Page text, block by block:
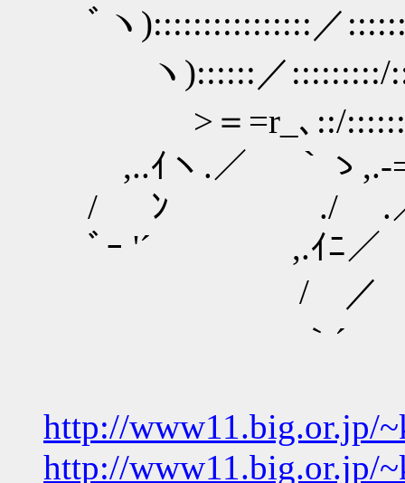
ﾞヽ)::::::::::::::::／
ヽ)::::::／:::::::::/
>＝=r_､::/
,..ｲヽ.／ ｀ゝ,.-=-
/ ﾝ ./ .／｀
ﾞｰ '´ ,.ｲﾆ／
/ ／
｀´
http://www11.big.or.jp/
http://www11.big.or.jp/